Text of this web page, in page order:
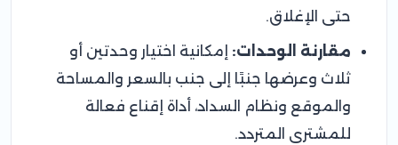
حتى الإغلاق.
مقارنة الوحدات: إمكانية اختيار وحدتين أو
ثلاث وعرضها جنبًا إلى جنب بالسعر والمساحة
والموقع ونظام السداد، أداة إقناع فعالة
للمشتري المتردد.